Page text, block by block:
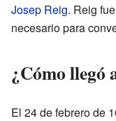
Josep Reig. Reig
necesario para
¿Cómo llegó
El 24 de febrero de